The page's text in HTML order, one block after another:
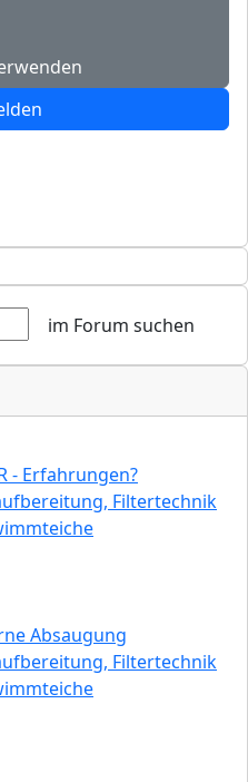
- Erfahrungen?
Filtertechnik
Absaugung
Filtertechnik